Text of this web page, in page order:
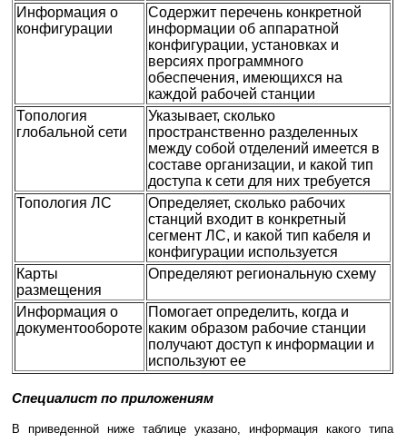
Информация о
конфигурации
Содержит перечень конкретной
информации об аппаратной
конфигурации, установках и
версиях программного
обеспечения, имеющихся на
каждой рабочей станции
Топология
глобальной сети
Указывает, сколько
пространственно разделенных
между собой отделений имеется в
составе организации, и какой тип
доступа к сети для них требуется
Топология ЛС
Определяет, сколько рабочих
станций входит в конкретный
сегмент ЛС, и какой тип кабеля и
конфигурации используется
Карты
размещения
Определяют региональную схему
Информация о
документообороте
Помогает определить, когда и
каким образом рабочие станции
получают доступ к информации и
используют ее
Специалист по приложениям
В приведенной ниже таблице указано, информация какого типа